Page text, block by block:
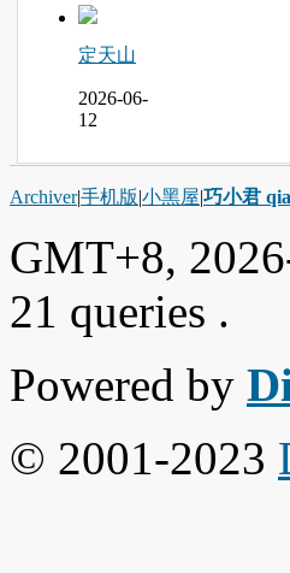
定天山
2026-06-
12
Archiver|手机版|小黑屋|巧小君
GMT+8,
21 queries .
Powered by
© 2001-2023